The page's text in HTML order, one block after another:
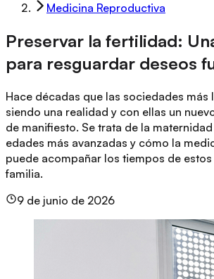
Medicina Reproductiva
Preservar la fertilidad:
para resguardar deseos
Hace décadas que las sociedades más
siendo una realidad y con ellas un
de manifiesto. Se trata de la
edades más avanzadas y cómo la
puede acompañar los tiempos de
familia.
9 de junio de 2026